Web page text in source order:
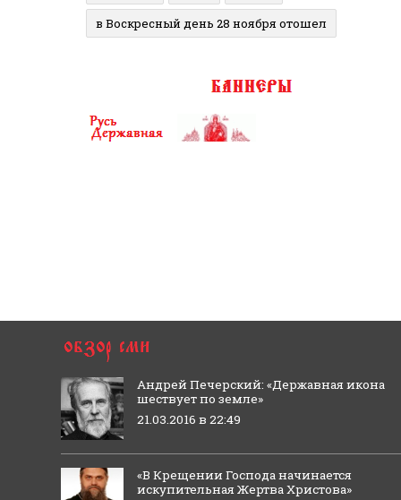
в Воскресный день 28 ноября отошел
Андрей Печерский: «Державная икона
шествует по земле»
21.03.2016 в 22:49
«В Крещении Господа начинается
искупительная Жертва Христова»